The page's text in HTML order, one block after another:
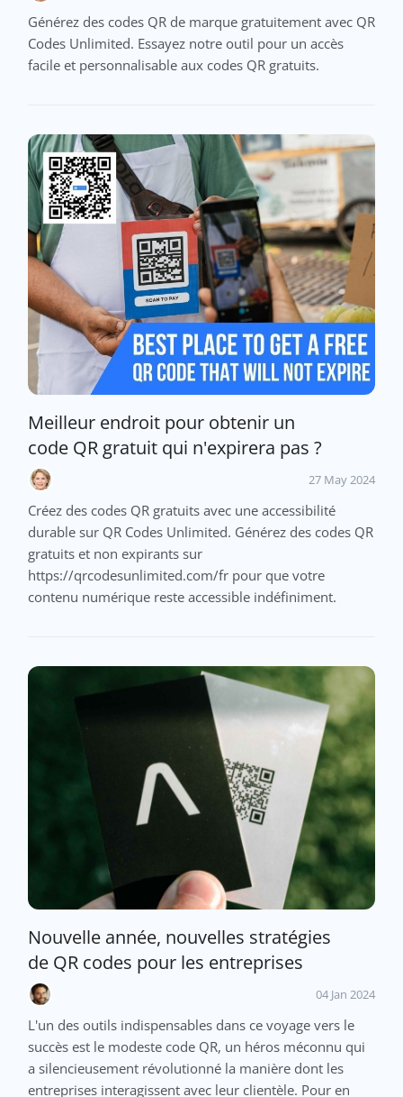
Générez des codes QR de marque gratuitement avec QR
Codes Unlimited. Essayez notre outil pour un accès
facile et personnalisable aux codes QR gratuits.
Meilleur endroit pour obtenir un
code QR gratuit qui n'expirera pas ?
27 May 2024
Créez des codes QR gratuits avec une accessibilité
durable sur QR Codes Unlimited. Générez des codes QR
gratuits et non expirants sur
https://qrcodesunlimited.com/fr pour que votre
contenu numérique reste accessible indéfiniment.
Nouvelle année, nouvelles stratégies
de QR codes pour les entreprises
04 Jan 2024
L'un des outils indispensables dans ce voyage vers le
succès est le modeste code QR, un héros méconnu qui
a silencieusement révolutionné la manière dont les
entreprises interagissent avec leur clientèle. Pour en